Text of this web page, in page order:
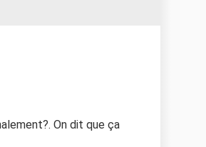
On dit que ça